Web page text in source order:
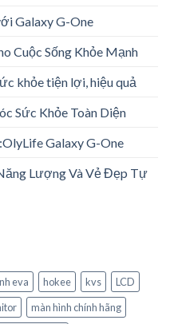
Galaxy G-One
Cuộc Sống Khỏe Mạnh
khỏe tiện lợi, hiệu quả
Sức Khỏe Toàn Diện
Galaxy G-One
Lượng Và Vẻ Đẹp Tự
eva hokee kvs
LCD
màn hình chính hãng